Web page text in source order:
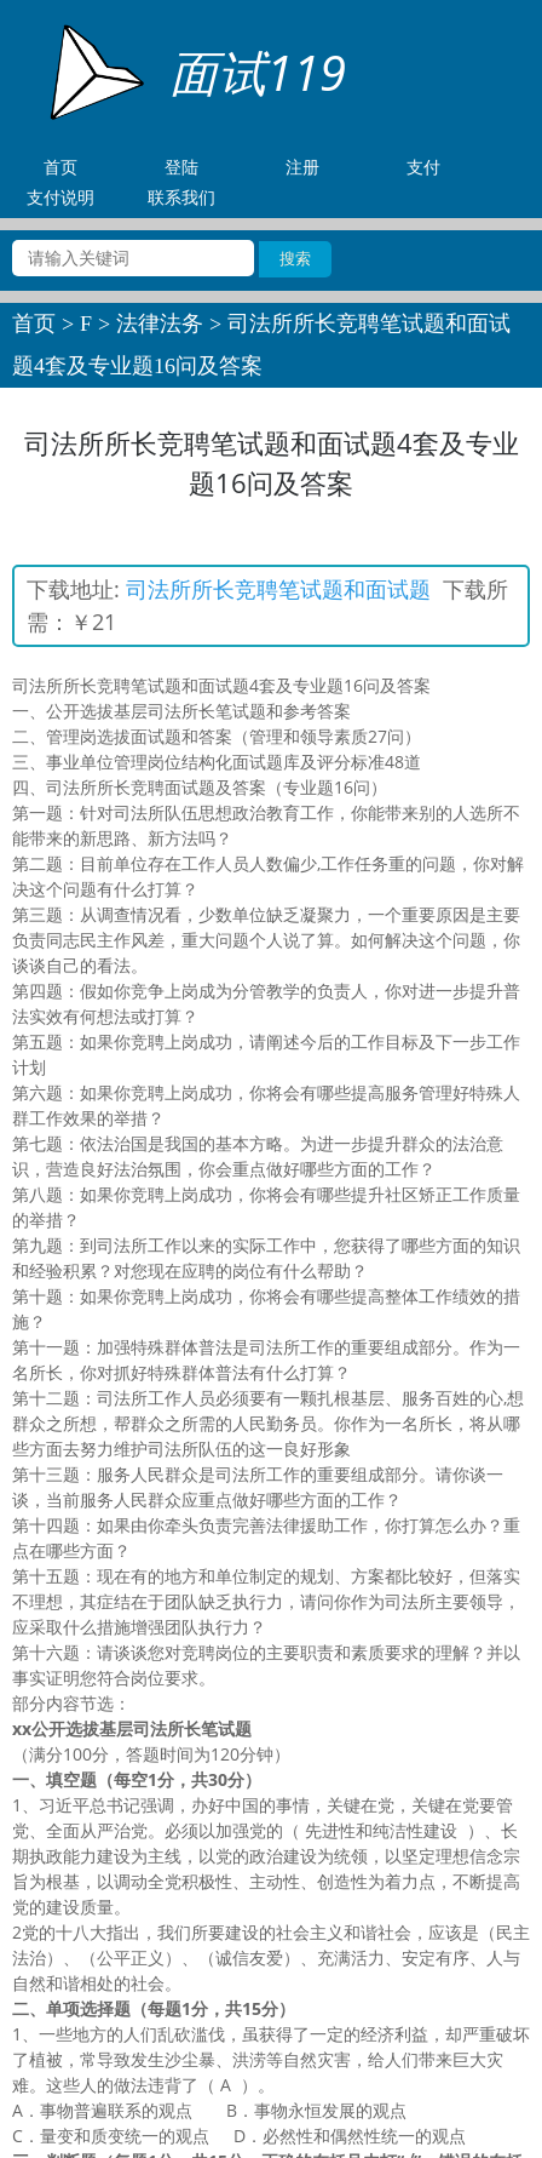
面试119
首页 登陆 注册
支付
支付说明
联系我们
首页 > F > 法律法务 > 司法所所长竞聘笔试题和面试
题4套及专业题16问及答案
司法所所长竞聘笔试题和面试题4套及专业
题16问及答案
下载地址: 司法所所长竞聘笔试题和面试题 下载所
需：￥21
司法所所长竞聘笔试题和面试题4套及专业题16问及答案
一、公开选拔基层司法所长笔试题和参考答案
二、管理岗选拔面试题和答案（管理和领导素质27问）
三、事业单位管理岗位结构化面试题库及评分标准48道
四、司法所所长竞聘面试题及答案（专业题16问）
第一题：针对司法所队伍思想政治教育工作，你能带来别的人选所不
能带来的新思路、新方法吗？
第二题：目前单位存在工作人员人数偏少,工作任务重的问题，你对解
决这个问题有什么打算？
第三题：从调查情况看，少数单位缺乏凝聚力，一个重要原因是主要
负责同志民主作风差，重大问题个人说了算。如何解决这个问题，你
谈谈自己的看法。
第四题：假如你竞争上岗成为分管教学的负责人，你对进一步提升普
法实效有何想法或打算？
第五题：如果你竞聘上岗成功，请阐述今后的工作目标及下一步工作
计划
第六题：如果你竞聘上岗成功，你将会有哪些提高服务管理好特殊人
群工作效果的举措？
第七题：依法治国是我国的基本方略。为进一步提升群众的法治意
识，营造良好法治氛围，你会重点做好哪些方面的工作？
第八题：如果你竞聘上岗成功，你将会有哪些提升社区矫正工作质量
的举措？
第九题：到司法所工作以来的实际工作中，您获得了哪些方面的知识
和经验积累？对您现在应聘的岗位有什么帮助？
第十题：如果你竞聘上岗成功，你将会有哪些提高整体工作绩效的措
施？
第十一题：加强特殊群体普法是司法所工作的重要组成部分。作为一
名所长，你对抓好特殊群体普法有什么打算？
第十二题：司法所工作人员必须要有一颗扎根基层、服务百姓的心,想
群众之所想，帮群众之所需的人民勤务员。你作为一名所长，将从哪
些方面去努力维护司法所队伍的这一良好形象
第十三题：服务人民群众是司法所工作的重要组成部分。请你谈一
谈，当前服务人民群众应重点做好哪些方面的工作？
第十四题：如果由你牵头负责完善法律援助工作，你打算怎么办？重
点在哪些方面？
第十五题：现在有的地方和单位制定的规划、方案都比较好，但落实
不理想，其症结在于团队缺乏执行力，请问你作为司法所主要领导，
应采取什么措施增强团队执行力？
第十六题：请谈谈您对竞聘岗位的主要职责和素质要求的理解？并以
事实证明您符合岗位要求。
部分内容节选：
xx公开选拔基层司法所长笔试题
（满分100分，答题时间为120分钟）
一、填空题（每空1分，共30分）
1、习近平总书记强调，办好中国的事情，关键在党，关键在党要管
党、全面从严治党。必须以加强党的（ 先进性和纯洁性建设 ）、长
期执政能力建设为主线，以党的政治建设为统领，以坚定理想信念宗
旨为根基，以调动全党积极性、主动性、创造性为着力点，不断提高
党的建设质量。
2党的十八大指出，我们所要建设的社会主义和谐社会，应该是（民主
法治）、（公平正义）、（诚信友爱）、充满活力、安定有序、人与
自然和谐相处的社会。
二、单项选择题（每题1分，共15分）
1、一些地方的人们乱砍滥伐，虽获得了一定的经济利益，却严重破坏
了植被，常导致发生沙尘暴、洪涝等自然灾害，给人们带来巨大灾
难。这些人的做法违背了（ A ）。
A．事物普遍联系的观点 B．事物永恒发展的观点
C．量变和质变统一的观点 D．必然性和偶然性统一的观点